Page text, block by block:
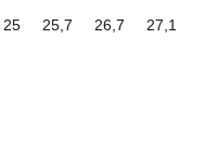
25 25,7 26,7 27,1